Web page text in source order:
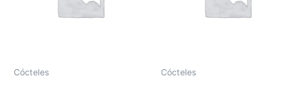
Cócteles Cócteles